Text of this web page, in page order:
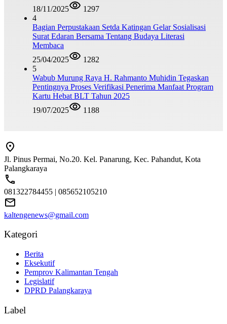
18/11/2025
1297
4
Bagian Perpustakaan Setda Katingan Gelar Sosialisasi
Surat Edaran Bersama Tentang Budaya Literasi
Membaca
25/04/2025
1282
5
Wabub Murung Raya H. Rahmanto Muhidin Tegaskan
Pentingnya Proses Verifikasi Penerima Manfaat Program
Kartu Hebat BLT Tahun 2025
19/07/2025
1188
Jl. Pinus Permai, No.20. Kel. Panarung, Kec. Pahandut, Kota
Palangkaraya
081322784455 | 085652105210
kaltengenews@gmail.com
Kategori
Berita
Eksekutif
Pemprov Kalimantan Tengah
Legislatif
DPRD Palangkaraya
Label